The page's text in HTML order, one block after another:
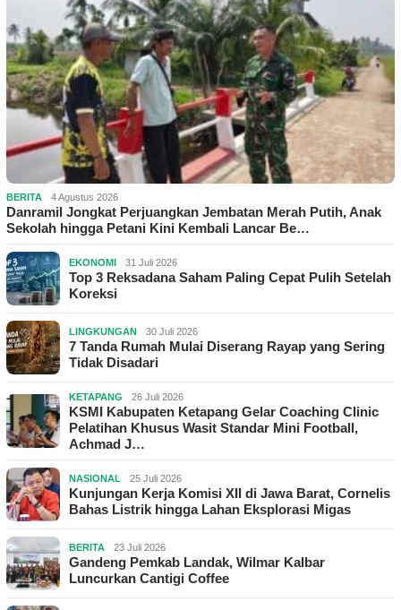
BERITA 4 Agustus 2026
Danramil Jongkat Perjuangkan Jembatan Merah Putih, Anak
Sekolah hingga Petani Kini Kembali Lancar Be…
EKONOMI 31 Juli 2026
Top 3 Reksadana Saham Paling Cepat Pulih Setelah
Koreksi
LINGKUNGAN 30 Juli 2026
7 Tanda Rumah Mulai Diserang Rayap yang Sering
Tidak Disadari
KETAPANG 26 Juli 2026
KSMI Kabupaten Ketapang Gelar Coaching Clinic
Pelatihan Khusus Wasit Standar Mini Football,
Achmad J…
NASIONAL 25 Juli 2026
Kunjungan Kerja Komisi XII di Jawa Barat, Cornelis
Bahas Listrik hingga Lahan Eksplorasi Migas
BERITA 23 Juli 2026
Gandeng Pemkab Landak, Wilmar Kalbar
Luncurkan Cantigi Coffee